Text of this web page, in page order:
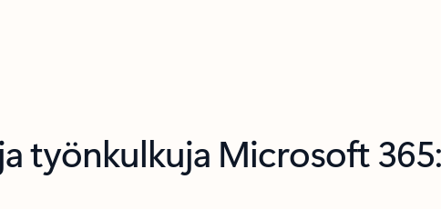
työnkulkuja Microsoft